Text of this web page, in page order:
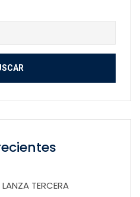
TERCERA